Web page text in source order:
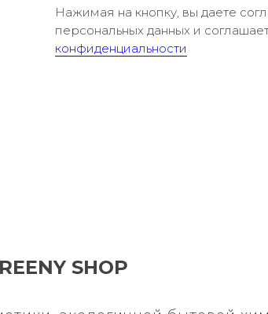
Нажимая на кнопку, вы даете
персональных данных и
конфиденциальности
SHOP